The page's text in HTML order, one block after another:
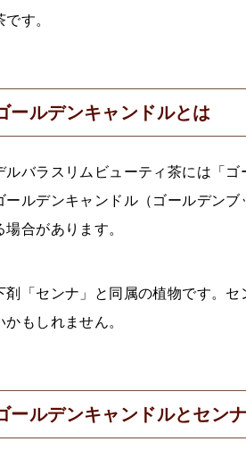
です。
ールデンキャンドルとは
ルバラスリムビューティ茶には「ゴ
ールデンキャンドル（ゴールデン
場合があります。
剤「センナ」と同属の植物です。
かもしれません。
ールデンキャンドルとセン